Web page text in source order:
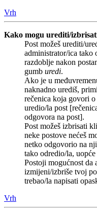
Vrh
Kako mogu urediti/
Post možeš urediti/
administrator/ica tako
razdoblje nakon
gumb uredi.
Ako je u
naknadno urediš,
rečenica koja govori
uredio/la post
odgovora na post].
Post možeš izbrisati
neke postove nećeš
netko odgovorio na
tako odredio/la, uopće
Postoji mogućnost da
izmijeni/izbriše tvoj
trebao/la napisati
Vrh